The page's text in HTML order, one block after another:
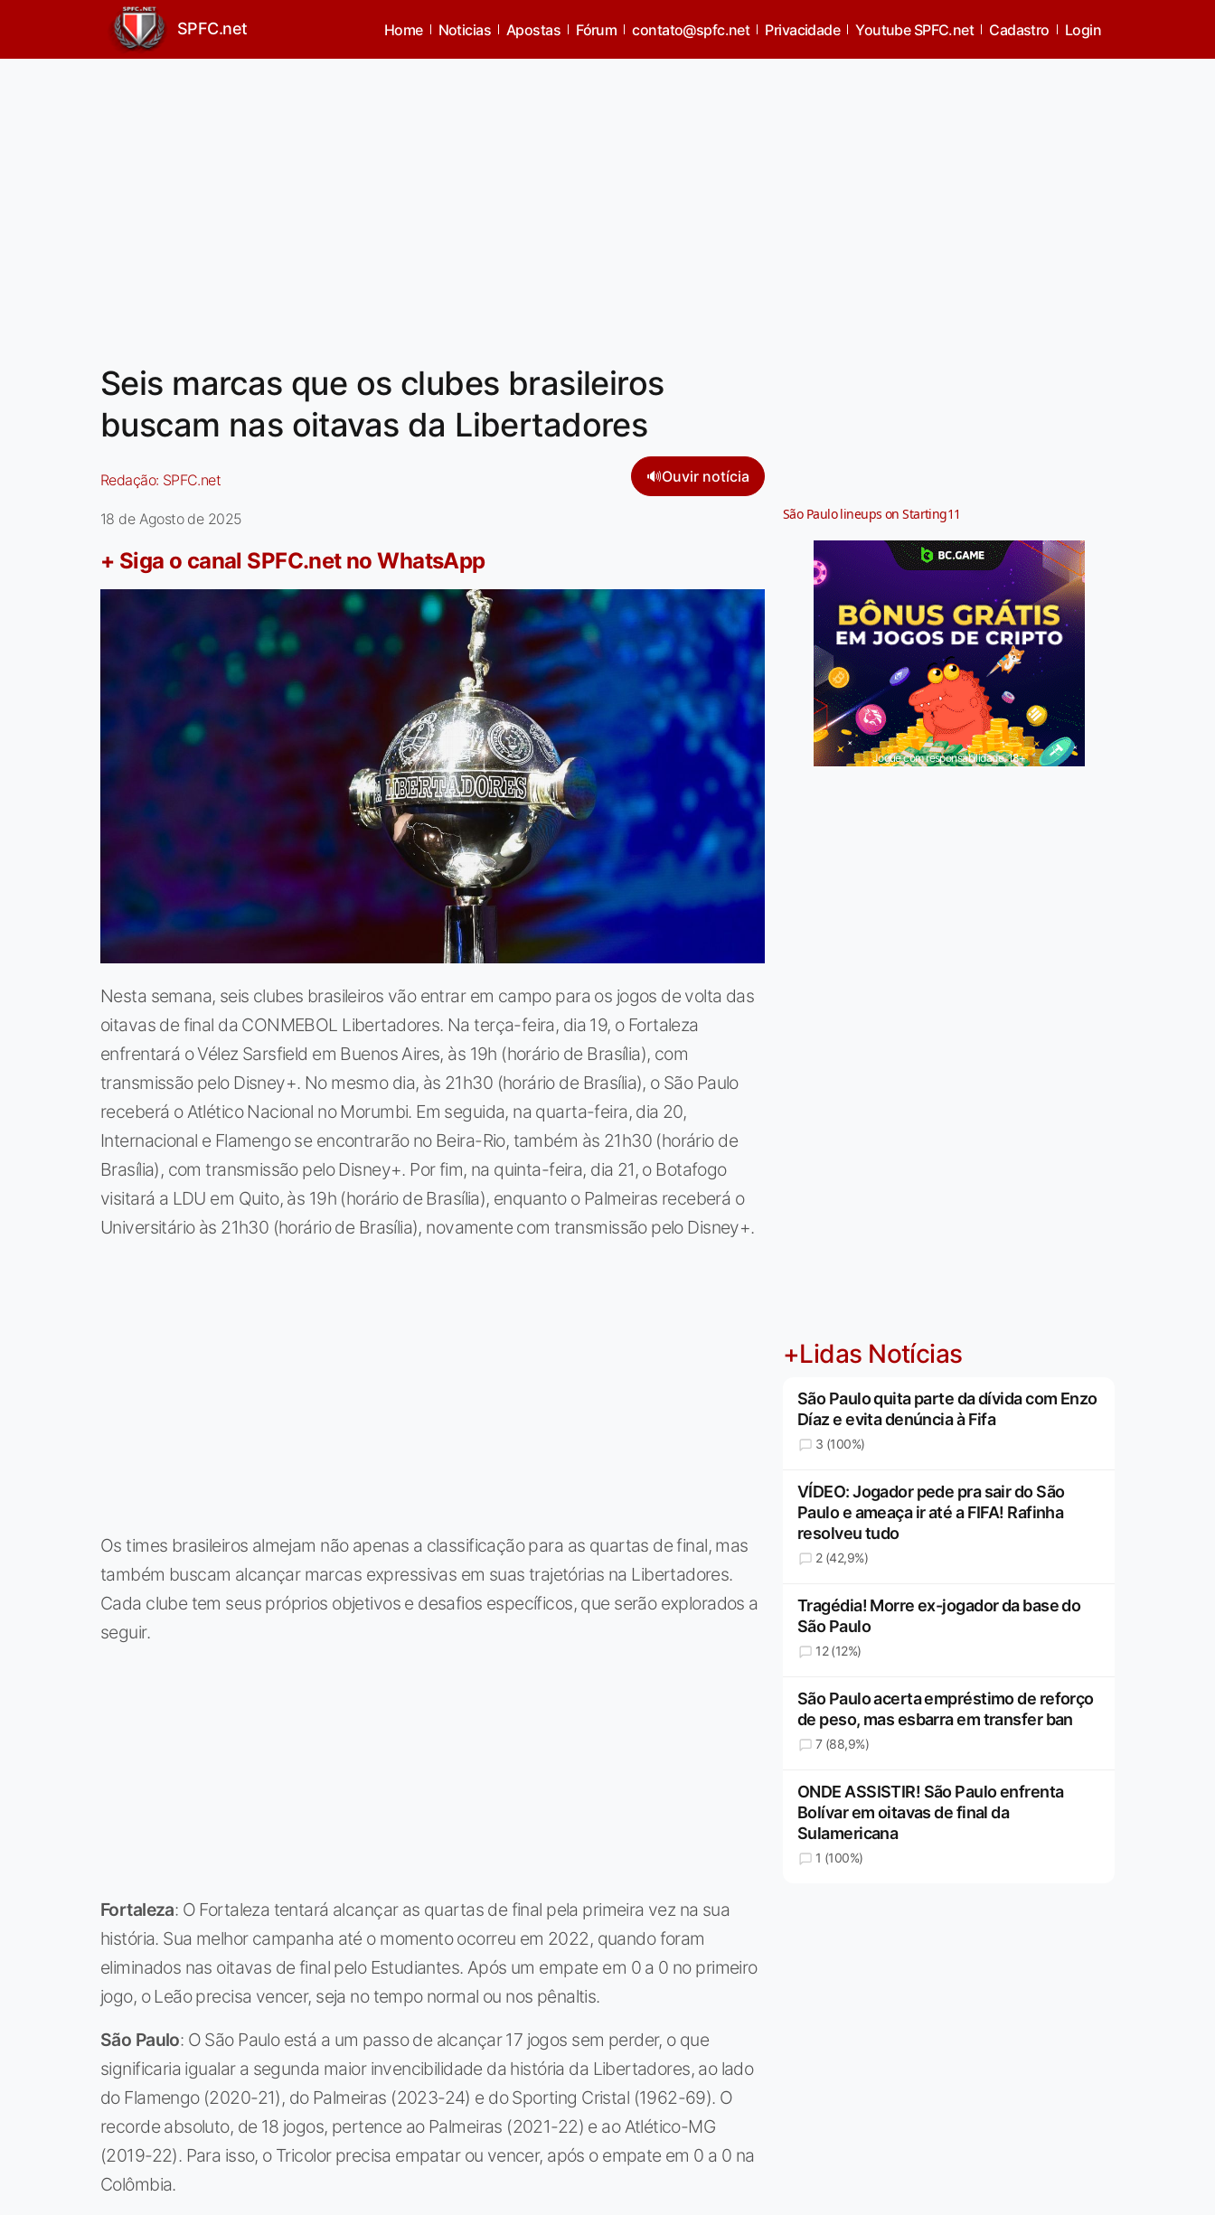
SPFC.net Home Noticias Apostas Fórum contato@spfc.net Privacidade Youtube SPFC.net Cadastro Login
Seis marcas que os clubes brasileiros
buscam nas oitavas da Libertadores
Redação: SPFC.net 🔊Ouvir notícia
18 de Agosto de 2025
+ Siga o canal SPFC.net no WhatsApp
Nesta semana, seis clubes brasileiros vão entrar em campo para os jogos de volta das
oitavas de final da CONMEBOL Libertadores. Na terça-feira, dia 19, o Fortaleza
enfrentará o Vélez Sarsfield em Buenos Aires, às 19h (horário de Brasília), com
transmissão pelo Disney+. No mesmo dia, às 21h30 (horário de Brasília), o São Paulo
receberá o Atlético Nacional no Morumbi. Em seguida, na quarta-feira, dia 20,
Internacional e Flamengo se encontrarão no Beira-Rio, também às 21h30 (horário de
Brasília), com transmissão pelo Disney+. Por fim, na quinta-feira, dia 21, o Botafogo
visitará a LDU em Quito, às 19h (horário de Brasília), enquanto o Palmeiras receberá o
Universitário às 21h30 (horário de Brasília), novamente com transmissão pelo Disney+.
Os times brasileiros almejam não apenas a classificação para as quartas de final, mas
também buscam alcançar marcas expressivas em suas trajetórias na Libertadores.
Cada clube tem seus próprios objetivos e desafios específicos, que serão explorados a
seguir.
Fortaleza: O Fortaleza tentará alcançar as quartas de final pela primeira vez na sua
história. Sua melhor campanha até o momento ocorreu em 2022, quando foram
eliminados nas oitavas de final pelo Estudiantes. Após um empate em 0 a 0 no primeiro
jogo, o Leão precisa vencer, seja no tempo normal ou nos pênaltis.
São Paulo: O São Paulo está a um passo de alcançar 17 jogos sem perder, o que
significaria igualar a segunda maior invencibilidade da história da Libertadores, ao lado
do Flamengo (2020-21), do Palmeiras (2023-24) e do Sporting Cristal (1962-69). O
recorde absoluto, de 18 jogos, pertence ao Palmeiras (2021-22) e ao Atlético-MG
(2019-22). Para isso, o Tricolor precisa empatar ou vencer, após o empate em 0 a 0 na
Colômbia.
São Paulo lineups on Starting11
Jogue com responsabilidade. 18+
+Lidas Notícias
São Paulo quita parte da dívida com Enzo
Díaz e evita denúncia à Fifa
3 (100%)
VÍDEO: Jogador pede pra sair do São
Paulo e ameaça ir até a FIFA! Rafinha
resolveu tudo
2 (42,9%)
Tragédia! Morre ex-jogador da base do
São Paulo
12 (12%)
São Paulo acerta empréstimo de reforço
de peso, mas esbarra em transfer ban
7 (88,9%)
ONDE ASSISTIR! São Paulo enfrenta
Bolívar em oitavas de final da
Sulamericana
1 (100%)